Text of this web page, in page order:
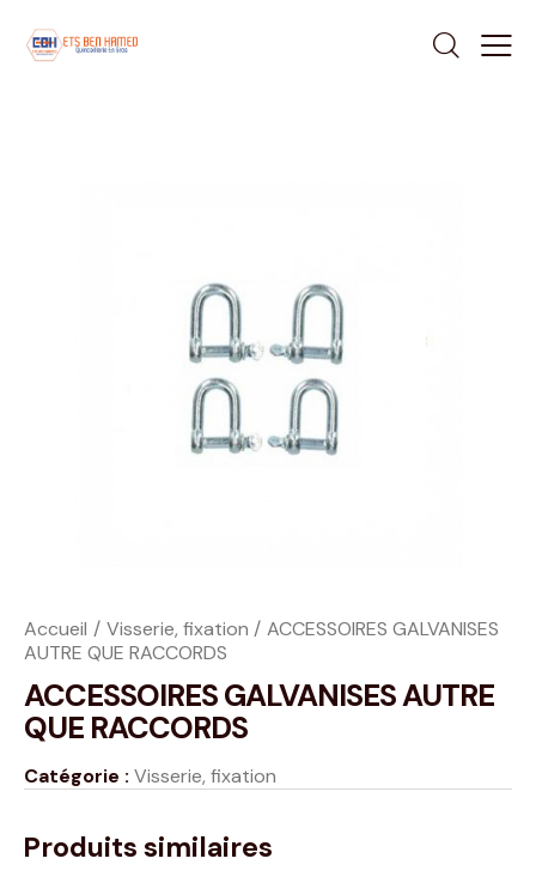
Accueil Visserie, fixation
ACCESSOIRES GALVANISES
AUTRE QUE RACCORDS
ACCESSOIRES GALVANISES AUTRE
QUE RACCORDS
Catégorie : Visserie, fixation
Produits similaires